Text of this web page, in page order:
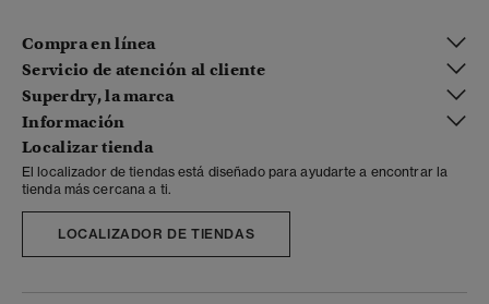
Compra en línea
Servicio de atención al cliente
Superdry, la marca
Información
Localizar tienda
El localizador de tiendas está diseñado para ayudarte a encontrar la
tienda más cercana a ti.
LOCALIZADOR DE TIENDAS